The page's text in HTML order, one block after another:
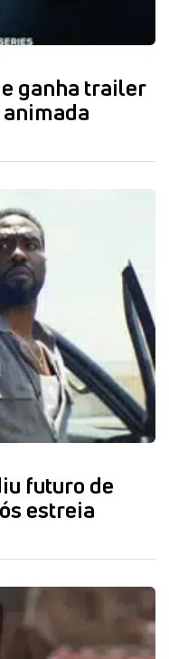
ganha trailer
futuro de
estreia